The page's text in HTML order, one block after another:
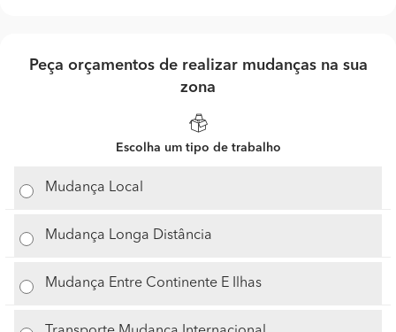
Peça orçamentos de realizar mudanças na sua
zona
Escolha um tipo de trabalho
Mudança Local
Mudança Longa Distância
Mudança Entre Continente E Ilhas